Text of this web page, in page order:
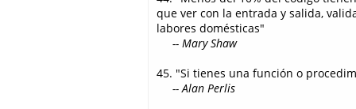
que ver con la entrada y salida,
labores domésticas"
-- Mary Shaw
45. "Si tienes una función o
-- Alan Perlis